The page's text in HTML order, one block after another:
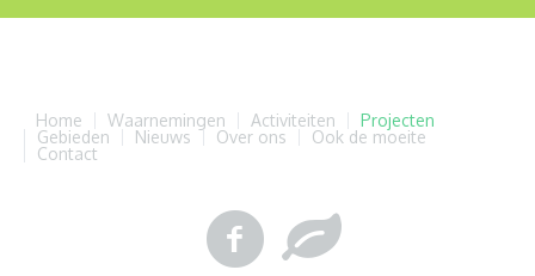
Home Waarnemingen Activiteiten
Projecten
Gebieden
Nieuws Over ons
Ook de moeite
Contact